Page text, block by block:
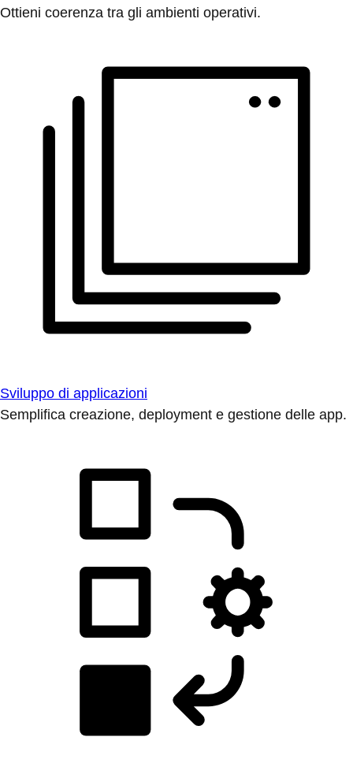
Ottieni coerenza tra gli ambienti operativi.
Sviluppo di applicazioni
Semplifica creazione, deployment e gestione delle app.